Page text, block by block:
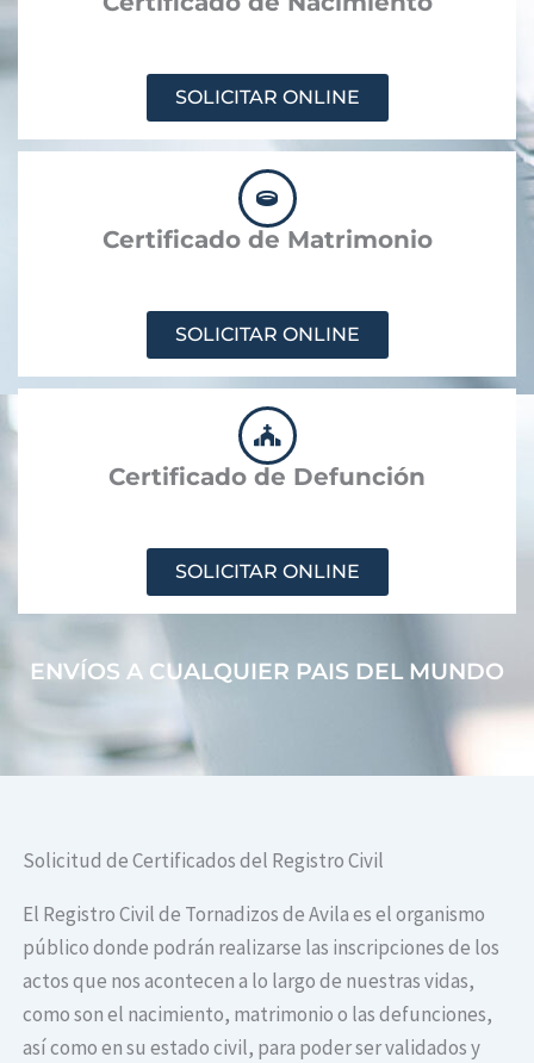
SOLICITAR ONLINE
Certificado de Matrimonio
SOLICITAR ONLINE
Certificado de Defunción
SOLICITAR ONLINE
ENVÍOS A CUALQUIER PAIS DEL MUNDO
Solicitud de Certificados del Registro Civil
El Registro Civil de Tornadizos de Avila es el organismo
público donde podrán realizarse las inscripciones de los
actos que nos acontecen a lo largo de nuestras vidas,
como son el nacimiento, matrimonio o las defunciones,
así como en su estado civil, para poder ser validados y